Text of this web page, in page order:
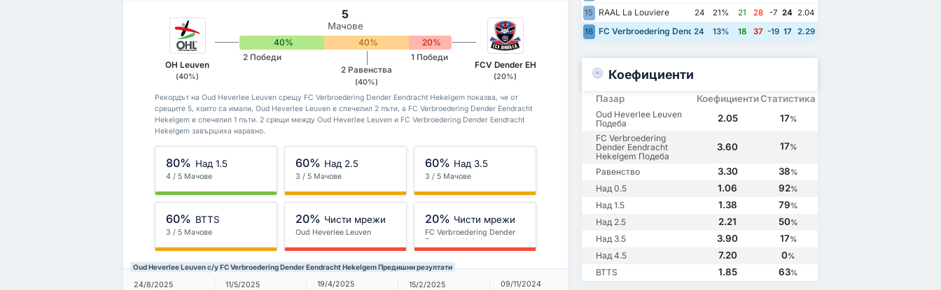
OH Leuven
(40%)
5
Мачове
40% 40% 20%
2 Победи
2 Равенства
(40%)
1 Победи
FCV Dender EH
(20%)
Рекордът на Oud Heverlee Leuven срещу FC Verbroedering Dender Eendracht Hekelgem показва, че от
срещите 5, които са имали, Oud Heverlee Leuven е спечелил 2 пъти, а FC Verbroedering Dender Eendracht
Hekelgem е спечелил 1 пъти. 2 срещи между Oud Heverlee Leuven и FC Verbroedering Dender Eendracht
Hekelgem завършиха наравно.
80% Над 1.5
4 / 5 Мачове
60% Над 2.5
3 / 5 Мачове
60% Над 3.5
3 / 5 Мачове
60% BTTS
3 / 5 Мачове
20% Чисти мрежи
Oud Heverlee Leuven
20% Чисти мрежи
FC Verbroedering Dender
Eendracht Hekelgem
Oud Heverlee Leuven с/у FC Verbroedering Dender Eendracht Hekelgem Предишни резултати
24/8/2025 11/5/2025 19/4/2025 15/2/2025 09/11/2024
15
RAAL La Louviere 24 21% 21 28 -7 24 2.04
16 FC Verbroedering Dender Eendracht Hekelgem
24 13% 18 37 -19 17 2.29
Коефициенти
Пазар КоефициентиСтатистика
Oud Heverlee Leuven
Подеба
2.05 17%
FC Verbroedering
Dender Eendracht
Hekelgem Подеба
3.60 17%
Равенство 3.30 38%
Над 0.5 1.06 92%
Над 1.5 1.38 79%
Над 2.5 2.21 50%
Над 3.5 3.90 17%
Над 4.5 7.20 0%
BTTS 1.85 63%